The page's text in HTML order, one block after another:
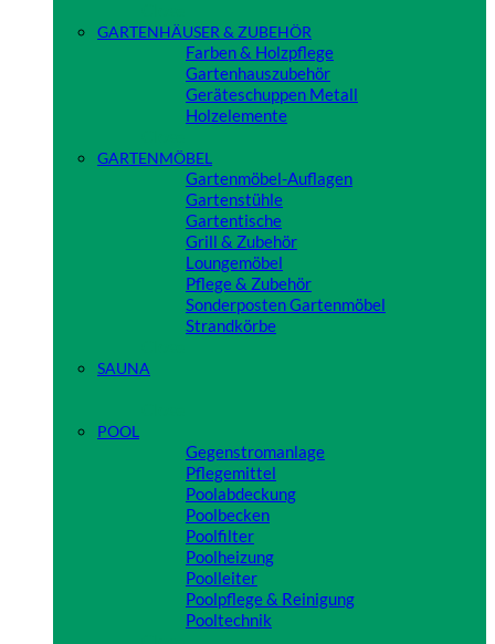
GARTENHÄUSER & ZUBEHÖR
Farben & Holzpflege
Gartenhauszubehör
Geräteschuppen Metall
Holzelemente
GARTENMÖBEL
Gartenmöbel-Auflagen
Gartenstühle
Gartentische
Grill & Zubehör
Loungemöbel
Pflege & Zubehör
Sonderposten Gartenmöbel
Strandkörbe
SAUNA
POOL
Gegenstromanlage
Pflegemittel
Poolabdeckung
Poolbecken
Poolfilter
Poolheizung
Poolleiter
Poolpflege & Reinigung
Pooltechnik